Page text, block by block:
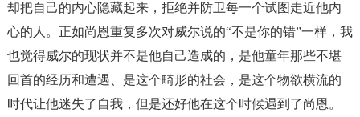
却把自己的内心隐藏起来，拒绝并防卫每一个试图走近他内
心的人。正如尚恩重复多次对威尔说的“不是你的错”一样，我
也觉得威尔的现状并不是他自己造成的，是他童年那些不堪
回首的经历和遭遇、是这个畸形的社会，是这个物欲横流的
时代让他迷失了自我，但是还好他在这个时候遇到了尚恩。